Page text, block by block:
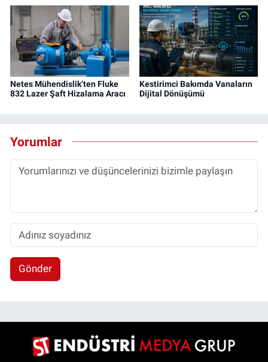
Netes Mühendislik’ten Fluke
832 Lazer Şaft Hizalama Aracı
Kestirimci Bakımda Vanaların
Dijital Dönüşümü
Yorumlar
Gönder